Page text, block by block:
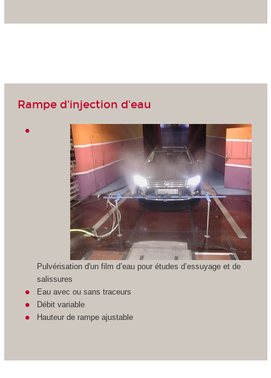
Rampe d'injection d'eau
Pulvérisation d'un film d’eau pour études d’essuyage et de
salissures
Eau avec ou sans traceurs
Débit variable
Hauteur de rampe ajustable